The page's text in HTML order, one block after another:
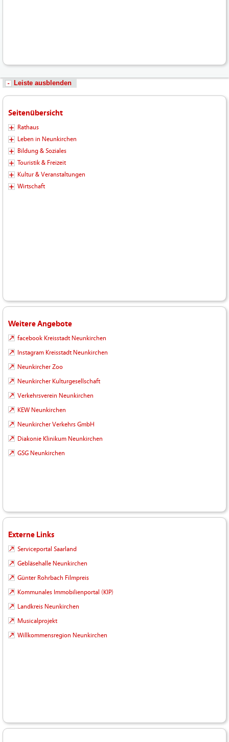
Leiste ausblenden
Seitenübersicht
Rathaus
Leben in Neunkirchen
Bildung & Soziales
Touristik & Freizeit
Kultur & Veranstaltungen
Wirtschaft
Weitere Angebote
facebook Kreisstadt Neunkirchen
Instagram Kreisstadt Neunkirchen
Neunkircher Zoo
Neunkircher Kulturgesellschaft
Verkehrsverein Neunkirchen
KEW Neunkirchen
Neunkircher Verkehrs GmbH
Diakonie Klinikum Neunkirchen
GSG Neunkirchen
Externe Links
Serviceportal Saarland
Gebläsehalle Neunkirchen
Günter Rohrbach Filmpreis
Kommunales Immobilienportal (KIP)
Landkreis Neunkirchen
Musicalprojekt
Willkommensregion Neunkirchen